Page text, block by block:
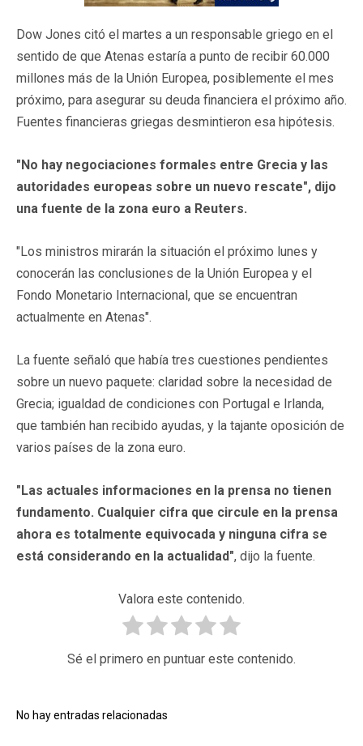
Dow Jones citó el martes a un responsable griego en el
sentido de que Atenas estaría a punto de recibir 60.000
millones más de la Unión Europea, posiblemente el mes
próximo, para asegurar su deuda financiera el próximo año.
Fuentes financieras griegas desmintieron esa hipótesis.
"No hay negociaciones formales entre Grecia y las
autoridades europeas sobre un nuevo rescate", dijo
una fuente de la zona euro a Reuters.
"Los ministros mirarán la situación el próximo lunes y
conocerán las conclusiones de la Unión Europea y el
Fondo Monetario Internacional, que se encuentran
actualmente en Atenas".
La fuente señaló que había tres cuestiones pendientes
sobre un nuevo paquete: claridad sobre la necesidad de
Grecia; igualdad de condiciones con Portugal e Irlanda,
que también han recibido ayudas, y la tajante oposición de
varios países de la zona euro.
"Las actuales informaciones en la prensa no tienen
fundamento. Cualquier cifra que circule en la prensa
ahora es totalmente equivocada y ninguna cifra se
está considerando en la actualidad", dijo la fuente.
Valora este contenido.
Sé el primero en puntuar este contenido.
No hay entradas relacionadas